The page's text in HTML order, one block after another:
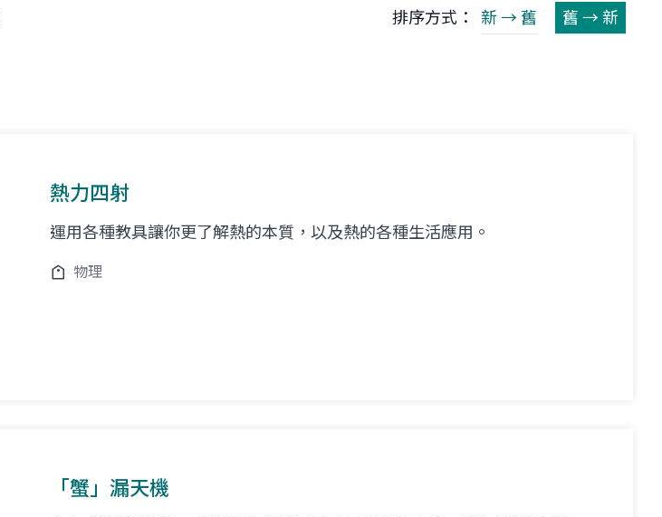
排序方式： 新 → 舊 舊 → 新
熱力四射
運用各種教具讓你更了解熱的本質，以及熱的各種生活應用。
物理
「蟹」漏天機